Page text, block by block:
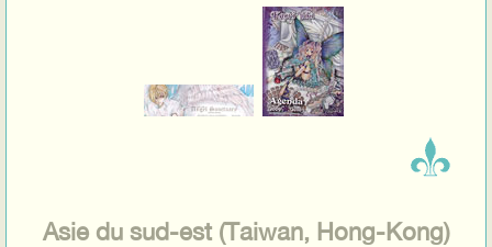
Asie du sud-est (Taiwan, Hong-Kong)